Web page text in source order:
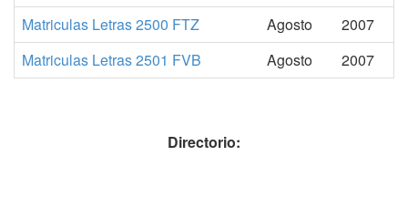
Matriculas Letras 2500 FTZ
Agosto
2007
Matriculas Letras 2501 FVB
Agosto 2007
Directorio: